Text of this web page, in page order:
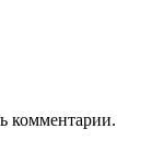
комментарии.